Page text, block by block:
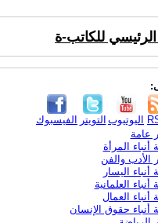
الرئيسي للكاتب-ة
الفيسبوك التويتر اليوتيوب
عامة
أنباء المرأة
الأدب والفن
أنباء اليسار
أنباء العلمانية
أنباء العمال
أنباء حقوق الإنسان